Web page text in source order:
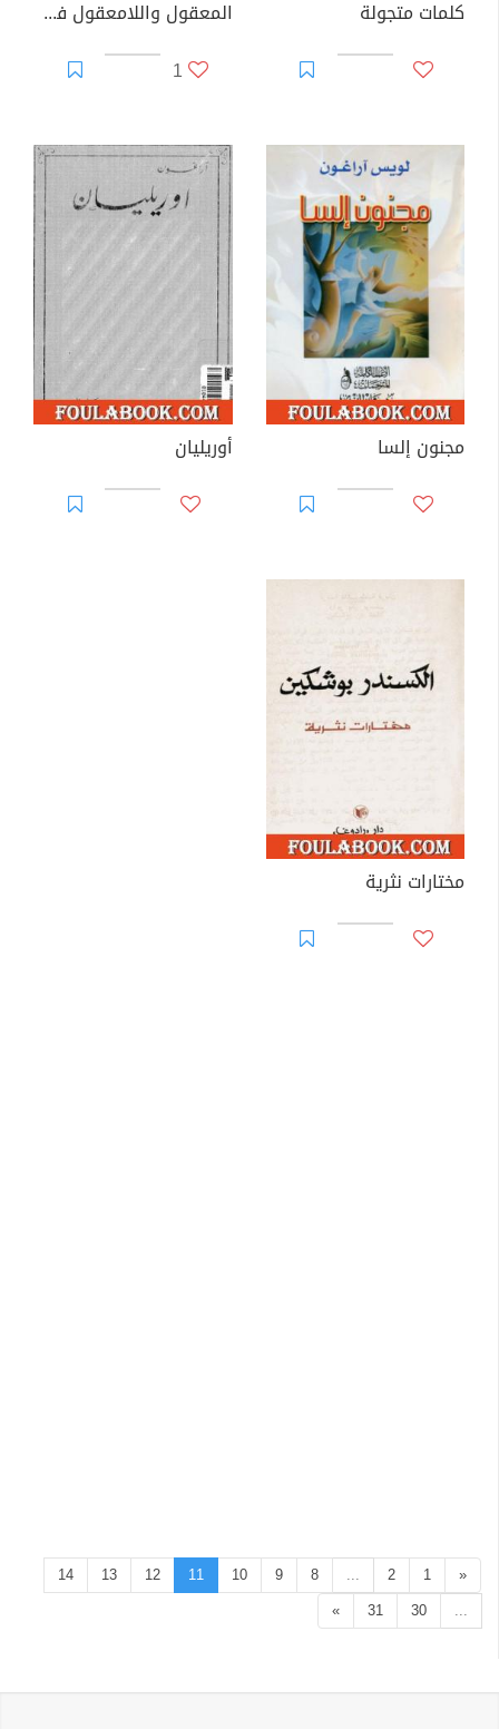
كلمات متجولة
المعقول واللامعقول في الأدب الحديث
1
مجنون إلسا أوريليان
مختارات نثرية
«
1
2
...
8
9
10
11
12
13
14
...
30
31
»